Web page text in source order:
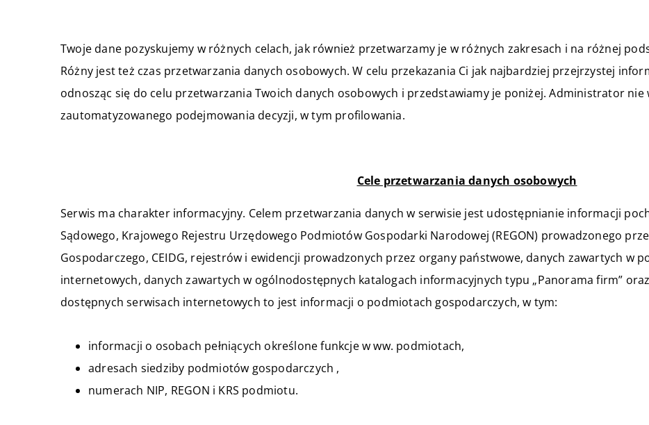
Twoje dane pozyskujemy w różnych celach, jak również przetwarzamy je w różnych zakresach i na różnej
Różny jest też czas przetwarzania danych osobowych. W celu przekazania Ci jak najbardziej przejrzystej
odnosząc się do celu przetwarzania Twoich danych osobowych i przedstawiamy je poniżej. Administrator
zautomatyzowanego podejmowania decyzji, w tym profilowania.
Cele przetwarzania danych osobowych
Serwis ma charakter informacyjny. Celem przetwarzania danych w serwisie jest udostępnianie informacji
Sądowego, Krajowego Rejestru Urzędowego Podmiotów Gospodarki Narodowej (REGON) prowadzonego
Gospodarczego, CEIDG, rejestrów i ewidencji prowadzonych przez organy państwowe, danych zawartych w
internetowych, danych zawartych w ogólnodostępnych katalogach informacyjnych typu „Panorama firm”
dostępnych serwisach internetowych to jest informacji o podmiotach gospodarczych, w tym:
informacji o osobach pełniących określone funkcje w ww. podmiotach,
adresach siedziby podmiotów gospodarczych ,
numerach NIP, REGON i KRS podmiotu.